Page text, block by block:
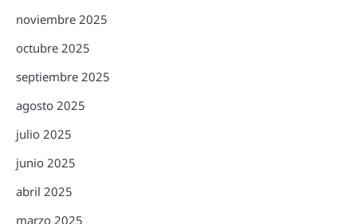
noviembre 2025
octubre 2025
septiembre 2025
agosto 2025
julio 2025
junio 2025
abril 2025
marzo 2025